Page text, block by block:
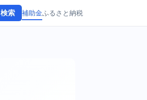
検索 補助金ふるさと納税